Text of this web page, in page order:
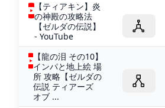
【ティアキン】炎
の神殿の攻略法
【ゼルダの伝説】
- YouTube
【龍の泪 その10】
インパと地上絵 場
所 攻略【ゼルダの
伝説 ティアーズ
オブ ...